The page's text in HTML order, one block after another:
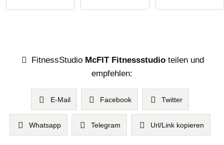
FitnessStudio McFIT Fitnessstudio teilen und
empfehlen:
E-Mail Facebook Twitter
Whatsapp Telegram Url/Link kopieren